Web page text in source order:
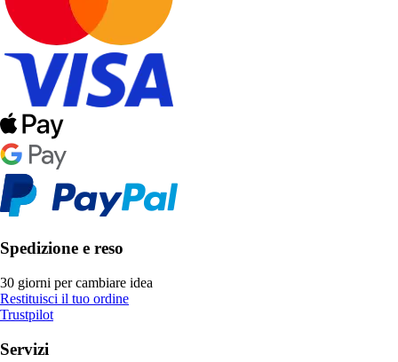
Spedizione e reso
30 giorni per cambiare idea
Restituisci il tuo ordine
Trustpilot
Servizi